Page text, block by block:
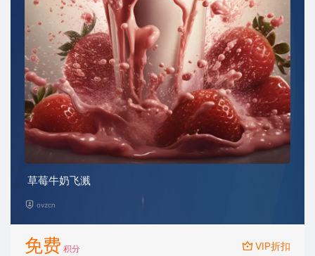
草莓牛奶飞溅
ovzcn
免费 积分 VIP折扣